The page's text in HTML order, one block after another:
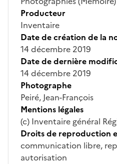
Producteur
Inventaire
Date de création de la
14 décembre 2019
Date de dernière
14 décembre 2019
Photographe
Peiré, Jean-François
Mentions légales
(c) Inventaire général
Droits de reproduction
communication libre,
autorisation